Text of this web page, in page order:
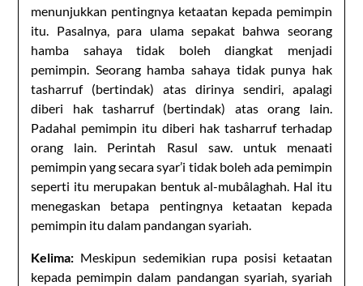
menunjukkan pentingnya ketaatan kepada pemimpin
itu. Pasalnya, para ulama sepakat bahwa seorang
hamba sahaya tidak boleh diangkat menjadi
pemimpin. Seorang hamba sahaya tidak punya hak
tasharruf (bertindak) atas dirinya sendiri, apalagi
diberi hak tasharruf (bertindak) atas orang lain.
Padahal pemimpin itu diberi hak tasharruf terhadap
orang lain. Perintah Rasul saw. untuk menaati
pemimpin yang secara syar’i tidak boleh ada pemimpin
seperti itu merupakan bentuk al-mubâlaghah. Hal itu
menegaskan betapa pentingnya ketaatan kepada
pemimpin itu dalam pandangan syariah.
Kelima: Meskipun sedemikian rupa posisi ketaatan
kepada pemimpin dalam pandangan syariah, syariah